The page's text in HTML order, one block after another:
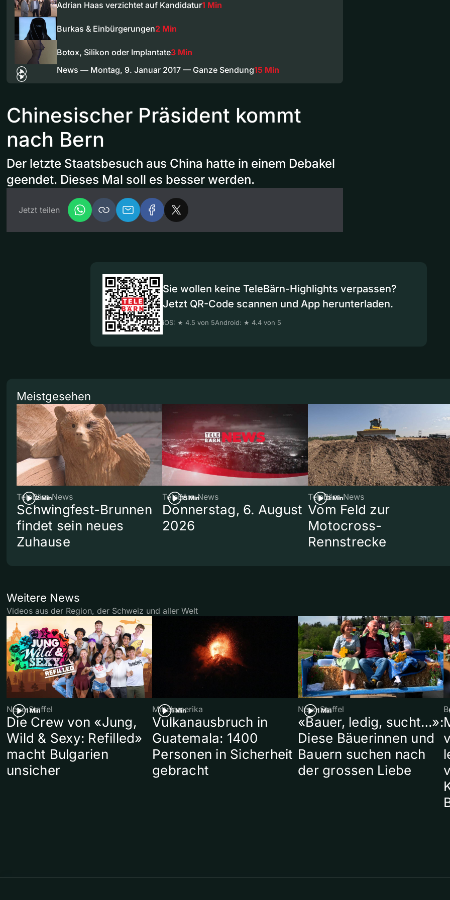
Adrian Haas verzichtet auf Kandidatur1 Min
Burkas & Einbürgerungen2 Min
Botox, Silikon oder Implantate3 Min
News — Montag, 9. Januar 2017 — Ganze Sendung15 Min
Chinesischer Präsident kommt
nach Bern
Der letzte Staatsbesuch aus China hatte in einem Debakel
geendet. Dieses Mal soll es besser werden.
Jetzt teilen
Sie wollen keine TeleBärn-Highlights verpassen?
Jetzt QR-Code scannen und App herunterladen.
iOS: ★ 4.5 von 5Android: ★ 4.4 von 5
Meistgesehen
2 Min
TeleBärn News
Schwingfest-Brunnen
findet sein neues
Zuhause
15 Min
TeleBärn News
Donnerstag, 6. August
2026
3 Min
TeleBärn News
Vom Feld zur
Motocross-
Rennstrecke
Weitere News
Videos aus der Region, der Schweiz und aller Welt
1 Min
Neue Staffel
Die Crew von «Jung,
Wild & Sexy: Refilled»
macht Bulgarien
unsicher
1 Min
Mittelamerika
Vulkanausbruch in
Guatemala: 1400
Personen in Sicherheit
gebracht
1 Min
Neue Staffel
«Bauer, ledig, sucht…»:
Diese Bäuerinnen und
Bauern suchen nach
der grossen Liebe